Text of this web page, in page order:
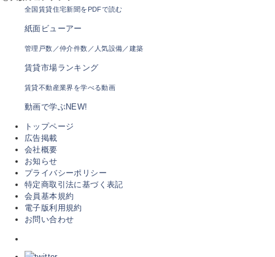
全国賃貸住宅新聞をPDFで読む
紙面ビューアー
管理戸数／仲介件数／人気設備／建築
賃貸市場ランキング
賃貸不動産業界を学べる動画
動画で学ぶNEW!
トップページ
広告掲載
会社概要
お知らせ
プライバシーポリシー
特定商取引法に基づく表記
会員基本規約
電子版利用規約
お問い合わせ